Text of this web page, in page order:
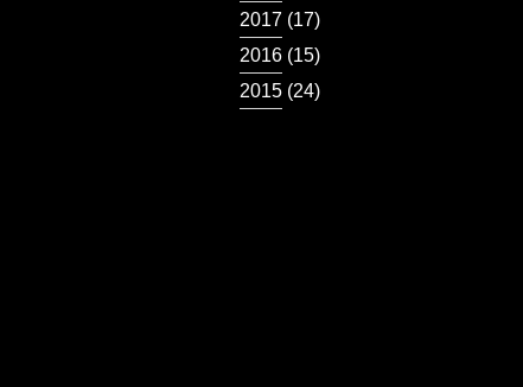
2017 (17)
2016 (15)
2015 (24)